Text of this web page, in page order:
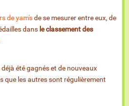
de yam'sde se mesurer entre eux, de
dans le classement des
été gagnés et de nouveaux
que les autres sont régulièrement